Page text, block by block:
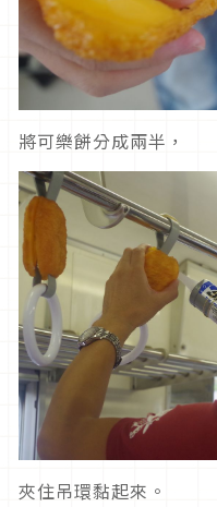
將可樂餅分成兩半，
夾住吊環黏起來。